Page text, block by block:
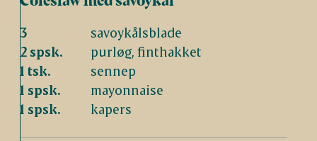
3
savoykålsblade
2 spsk.
purløg, finthakket
1 tsk.
sennep
1 spsk.
mayonnaise
1 spsk.
kapers